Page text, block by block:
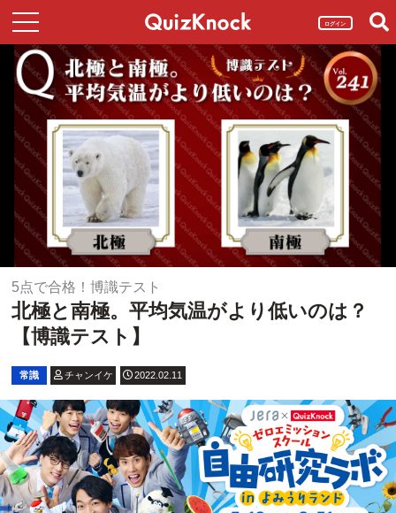
ログイン
5点で合格！博識テスト
北極と南極。平均気温がより低いのは？
【博識テスト】
常識 チャンイケ 2022.02.11